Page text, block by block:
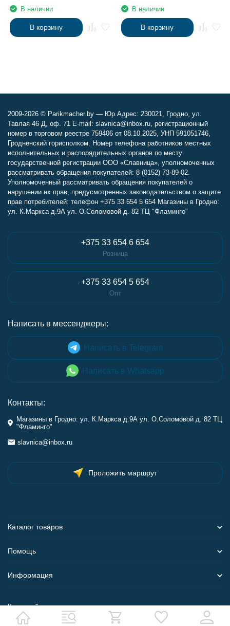
Professional , 100 мл
В наличии
В корзину
В наличии
В корзину
2009-2026 © Parikmacher.by — Юр.Адрес: 230021, Гродно, ул.
Тавлая 46 Д, оф. 71 E-mail: slavnica@inbox.ru, регистрационный
номер в торговом реестре 759406 от 08.10.2025, УНП 591051746,
Гродненский горисполком. Номер телефона работников местных
исполнительных и распорядительных органов по месту
государственной регистрации ООО «Славница», уполномоченных
рассматривать обращения покупателей: 8 (0152) 73-89-02.
Уполномоченный рассматривать обращения покупателей о
нарушении их прав, предусмотренных законодательством о защите
прав потребителей: телефон +375 33 654 5 654 Магазины в Гродно:
ул. К.Маркса д.9А ул. О.Соломовой д. 82 ТЦ "Фламинго"
+375 33 654 6 654
Розница
+375 33 654 5 654
Опт
Написать в мессенджеры:
Написать в Telegram
Написать в Whatsapp
Контакты:
Магазины в Гродно: ул. К.Маркса д.9А ул. О.Соломовой д. 82 ТЦ
"Фламинго"
slavnica@inbox.ru
Проложить маршрут
Каталог товаров
Помощь
Информация
Карта сайта